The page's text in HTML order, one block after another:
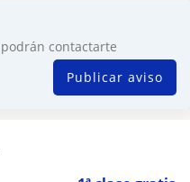
contactarte
Publicar aviso